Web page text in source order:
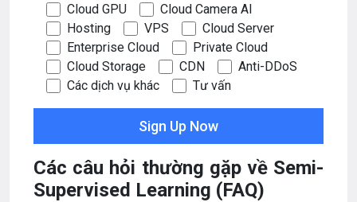
Cloud GPU
Cloud Camera AI
Hosting
VPS
Cloud Server
Enterprise Cloud
Private Cloud
Cloud Storage
CDN
Anti-DDoS
Các dịch vụ khác
Tư vấn
Các câu hỏi thường gặp về Semi-
Supervised Learning (FAQ)